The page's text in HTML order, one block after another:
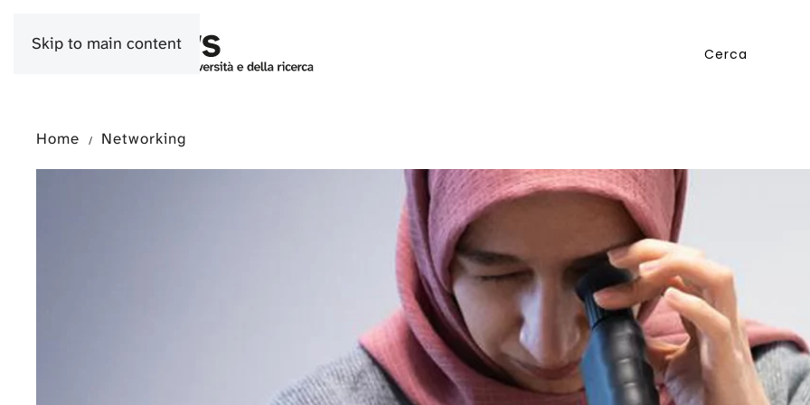
Skip to main content
Home Networking